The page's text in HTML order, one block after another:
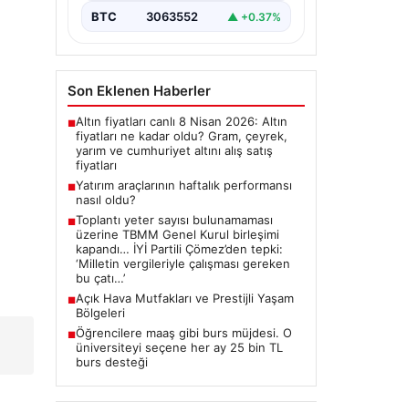
BTC 3063552 ▲ +0.37%
Son Eklenen Haberler
■Altın fiyatları canlı 8 Nisan 2026: Altın
fiyatları ne kadar oldu? Gram, çeyrek,
yarım ve cumhuriyet altını alış satış
fiyatları
■Yatırım araçlarının haftalık performansı
nasıl oldu?
■Toplantı yeter sayısı bulunamaması
üzerine TBMM Genel Kurul birleşimi
kapandı… İYİ Partili Çömez’den tepki:
‘Milletin vergileriyle çalışması gereken
bu çatı…’
■Açık Hava Mutfakları ve Prestijli Yaşam
Bölgeleri
■Öğrencilere maaş gibi burs müjdesi. O
üniversiteyi seçene her ay 25 bin TL
burs desteği